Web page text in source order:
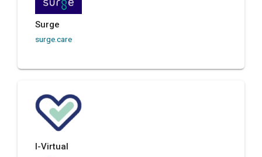
Surge
surge.care
I-Virtual